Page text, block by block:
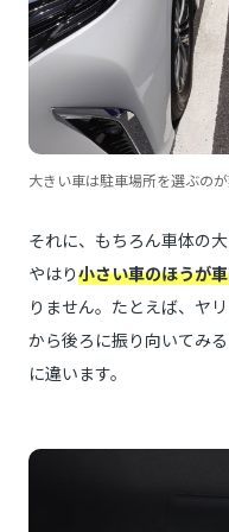
大きい車は駐車場所を選ぶの
それに、もちろん車体の
やはり小さい車のほうが
りません。たとえば、ヤ
から後ろに振り向いてみ
に違います。